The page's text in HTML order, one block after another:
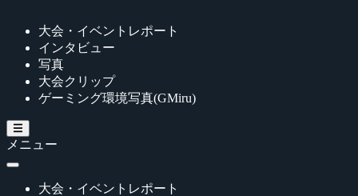
大会・イベントレポート
インタビュー
写真
大会クリップ
ゲーミング環境写真(GMiru)
メニュー
大会・イベントレポート